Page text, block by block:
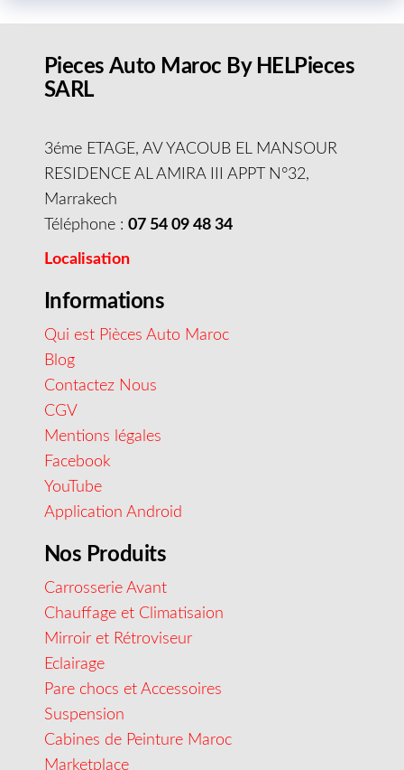
Pieces Auto Maroc By HELPieces
SARL
3éme ETAGE, AV YACOUB EL MANSOUR
RESIDENCE AL AMIRA III APPT N°32,
Marrakech
Téléphone : 07 54 09 48 34
Localisation
Informations
Qui est Pièces Auto Maroc
Blog
Contactez Nous
CGV
Mentions légales
Facebook
YouTube
Application Android
Nos Produits
Carrosserie Avant
Chauffage et Climatisaion
Mirroir et Rétroviseur
Eclairage
Pare chocs et Accessoires
Suspension
Cabines de Peinture Maroc
Marketplace